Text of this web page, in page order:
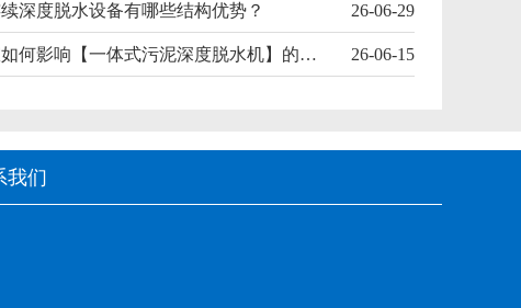
深度脱水设备有哪些结构优势？ 26-06-29
混合室如何影响【一体式污泥深度脱水机】的整体效率？ 26-06-15
我们